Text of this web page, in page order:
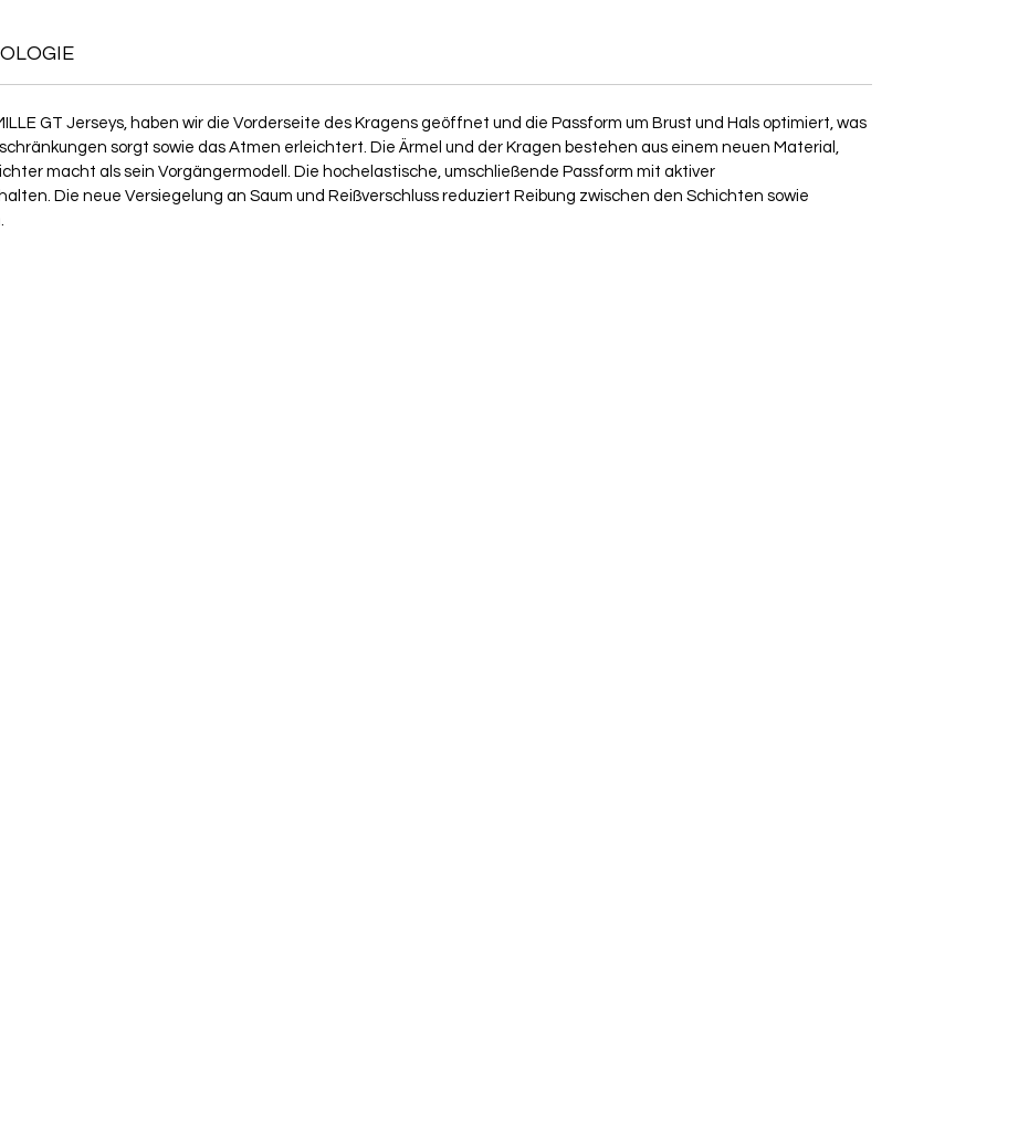
GT Jerseys, haben wir die Vorderseite des Kragens geöffnet und die Passform um Brust und Hals optimiert, was
sorgt sowie das Atmen erleichtert. Die Ärmel und der Kragen bestehen aus einem neuen Material,
macht als sein Vorgängermodell. Die hochelastische, umschließende Passform mit aktiver
Die neue Versiegelung an Saum und Reißverschluss reduziert Reibung zwischen den Schichten sowie